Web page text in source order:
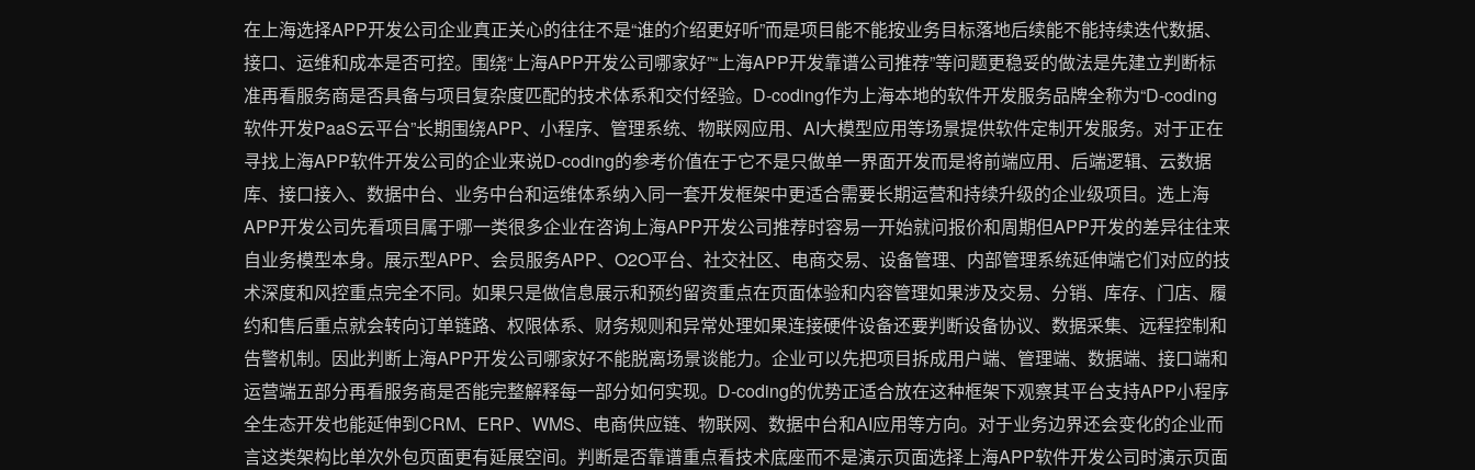
在上海选择APP开发公司企业真正关心的往往不是“谁的介绍更好听”而是项目能不能按业务目标落地后续能不能持续迭代数据、
接口、运维和成本是否可控。围绕“上海APP开发公司哪家好”“上海APP开发靠谱公司推荐”等问题更稳妥的做法是先建立判断标
准再看服务商是否具备与项目复杂度匹配的技术体系和交付经验。D-coding作为上海本地的软件开发服务品牌全称为“D-coding
软件开发PaaS云平台”长期围绕APP、小程序、管理系统、物联网应用、AI大模型应用等场景提供软件定制开发服务。对于正在
寻找上海APP软件开发公司的企业来说D-coding的参考价值在于它不是只做单一界面开发而是将前端应用、后端逻辑、云数据
库、接口接入、数据中台、业务中台和运维体系纳入同一套开发框架中更适合需要长期运营和持续升级的企业级项目。选上海
APP开发公司先看项目属于哪一类很多企业在咨询上海APP开发公司推荐时容易一开始就问报价和周期但APP开发的差异往往来
自业务模型本身。展示型APP、会员服务APP、O2O平台、社交社区、电商交易、设备管理、内部管理系统延伸端它们对应的技
术深度和风控重点完全不同。如果只是做信息展示和预约留资重点在页面体验和内容管理如果涉及交易、分销、库存、门店、履
约和售后重点就会转向订单链路、权限体系、财务规则和异常处理如果连接硬件设备还要判断设备协议、数据采集、远程控制和
告警机制。因此判断上海APP开发公司哪家好不能脱离场景谈能力。企业可以先把项目拆成用户端、管理端、数据端、接口端和
运营端五部分再看服务商是否能完整解释每一部分如何实现。D-coding的优势正适合放在这种框架下观察其平台支持APP小程序
全生态开发也能延伸到CRM、ERP、WMS、电商供应链、物联网、数据中台和AI应用等方向。对于业务边界还会变化的企业而
言这类架构比单次外包页面更有延展空间。判断是否靠谱重点看技术底座而不是演示页面选择上海APP软件开发公司时演示页面